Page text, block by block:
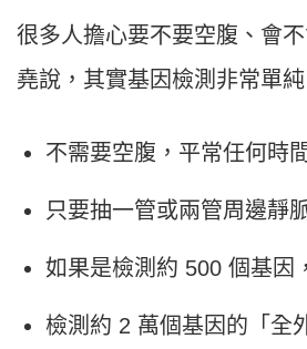
很多人擔心要不要空腹、會
堯說，其實基因檢測非常單純
不需要空腹，平常任何時
只要抽一管或兩管周邊靜
如果是檢測約 500 個基因
檢測約 2 萬個基因的「全